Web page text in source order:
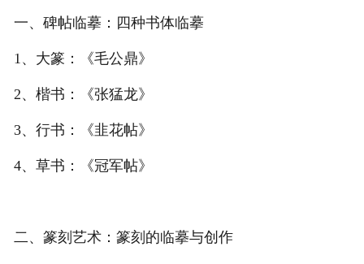
一、碑帖临摹：四种书体临摹
1、大篆：《毛公鼎》
2、楷书：《张猛龙》
3、行书：《韭花帖》
4、草书：《冠军帖》
二、篆刻艺术：篆刻的临摹与创作